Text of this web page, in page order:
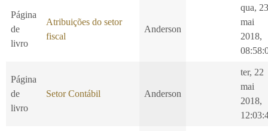
Página
de
livro
Atribuições do setor
fiscal
Anderson
qua, 23
mai
2018,
Página
de
livro
Setor Contábil Anderson
ter, 22
mai
2018,